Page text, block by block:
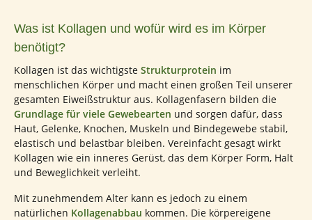
Was ist Kollagen und wofür wird es im Körper
benötigt?
Kollagen ist das wichtigste Strukturprotein im
menschlichen Körper und macht einen großen Teil unserer
gesamten Eiweißstruktur aus. Kollagenfasern bilden die
Grundlage für viele Gewebearten und sorgen dafür, dass
Haut, Gelenke, Knochen, Muskeln und Bindegewebe stabil,
elastisch und belastbar bleiben. Vereinfacht gesagt wirkt
Kollagen wie ein inneres Gerüst, das dem Körper Form, Halt
und Beweglichkeit verleiht.
Mit zunehmendem Alter kann es jedoch zu einem
natürlichen Kollagenabbau kommen. Die körpereigene